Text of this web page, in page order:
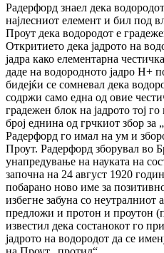
Радерфорд знаел дека
најлесниот елемент и бил под
Проут дека водородот е
Откритието дека јадрото на
јадра како елементарна
даде на водородното јадро H+
бидејќи се сомневал дека
содржи само една од овие
градежен блок на јадрото тој
број еднина од грчкиот збор за
Радерфорд го имал на ум и
Проут. Радерфорд зборувал во
унапредување на науката на
започна на 24 август 1920
побарано ново име за
избегне забуна со
предложи и протон и проутон
известил дека состанокот го
јадрото на водородот да се